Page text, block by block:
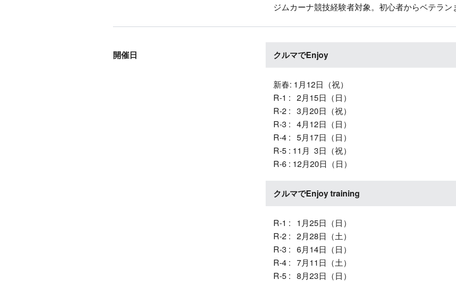
ジムカーナ競技経験者対象。初心者からベテラン
開催日 クルマでEnjoy
新春: 1月12日（祝）
R-1 : 2月15日（日）
R-2 : 3月20日（祝）
R-3 : 4月12日（日）
R-4 : 5月17日（日）
R-5 : 11月 3日（祝）
R-6 : 12月20日（日）
クルマでEnjoy training
R-1 : 1月25日（日）
R-2 : 2月28日（土）
R-3 : 6月14日（日）
R-4 : 7月11日（土）
R-5 : 8月23日（日）